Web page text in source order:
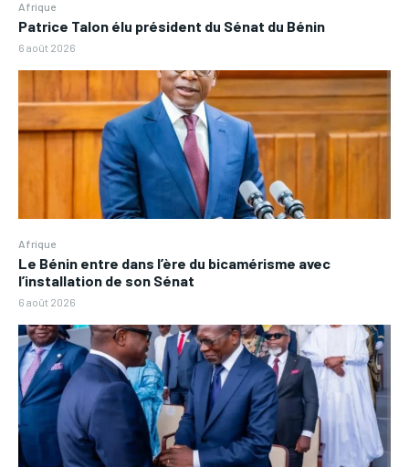
Afrique
Patrice Talon élu président du Sénat du Bénin
6 août 2026
Afrique
Le Bénin entre dans l’ère du bicamérisme avec
l’installation de son Sénat
6 août 2026